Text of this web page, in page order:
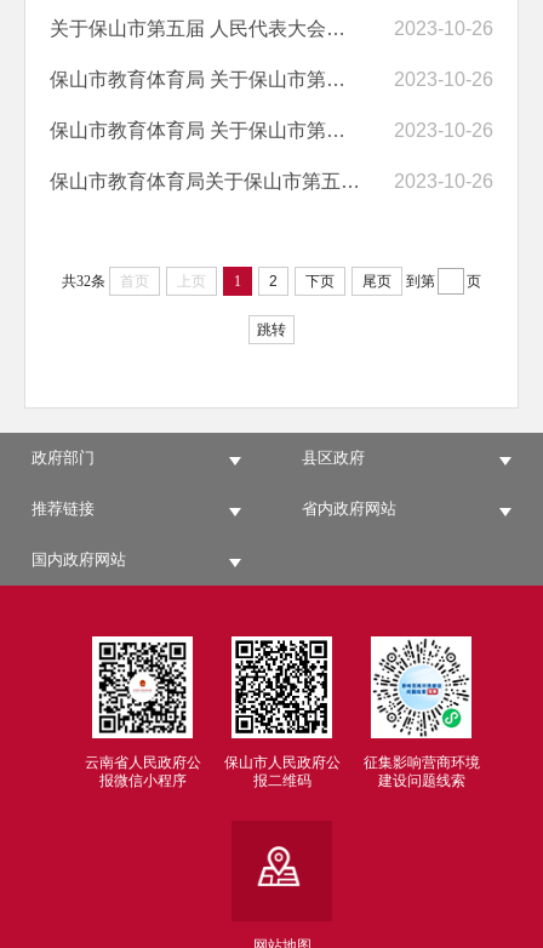
关于保山市第五届 人民代表大会第三次会议63号 建议答复的函 2023-10-26
保山市教育体育局 关于保山市第五届 人民代表大会第三次会议62号 建议... 2023-10-26
保山市教育体育局 关于保山市第五届 人民代表大会第三次会议46号 建议... 2023-10-26
保山市教育体育局关于保山市第五届 人民代表大会第三次会议37号 建议答... 2023-10-26
共32条 首页 上页 1 2 下页 尾页 到第 页
跳转
政府部门 县区政府
推荐链接 省内政府网站
国内政府网站
云南省人民政府公
报微信小程序
保山市人民政府公
报二维码
征集影响营商环境
建设问题线索